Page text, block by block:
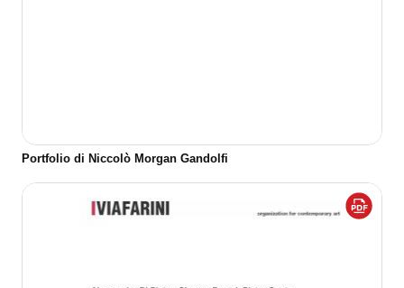
Portfolio di Niccolò Morgan Gandolfi